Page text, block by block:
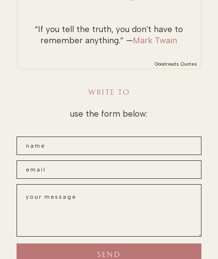
“If you tell the truth, you don't have to
remember anything.” —Mark Twain
Goodreads Quotes
WRITE TO
use the form below: